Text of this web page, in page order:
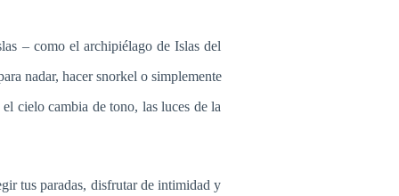
– como el archipiélago de Islas del
nadar, hacer snorkel o simplemente
cielo cambia de tono, las luces de la
tus paradas, disfrutar de intimidad y